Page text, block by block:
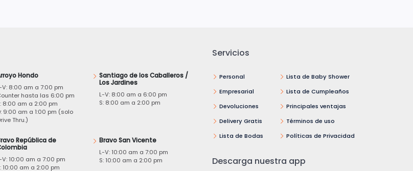
Hondo
V: 8:00 am a 7:00 pm
hasta las 6:00 pm
8:00 am a 2:00 pm
9:00 am a 1:00 pm (solo
Thru.)
Santiago de los Caballeros /
Los Jardines
L-V: 8:00 am a 6:00 pm
S: 8:00 am a 2:00 pm
República de
V: 10:00 am a 7:00 pm
10:00 am a 2:00 pm
Bravo San Vicente
L-V: 10:00 am a 7:00 pm
S: 10:00 am a 2:00 pm
Servicios
Personal
Empresarial
Devoluciones
Delivery Gratis
Lista de Bodas
Lista de Baby Shower
Lista de Cumpleaños
Principales ventajas
Términos de uso
Políticas de Privacidad
Descarga nuestra app